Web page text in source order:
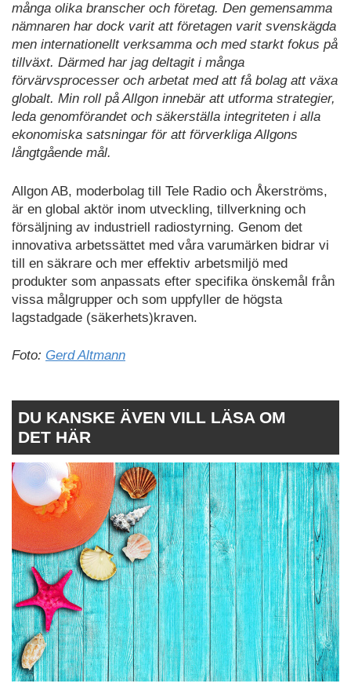
många olika branscher och företag. Den gemensamma
nämnaren har dock varit att företagen varit svenskägda
men internationellt verksamma och med starkt fokus på
tillväxt. Därmed har jag deltagit i många
förvärvsprocesser och arbetat med att få bolag att växa
globalt. Min roll på Allgon innebär att utforma strategier,
leda genomförandet och säkerställa integriteten i alla
ekonomiska satsningar för att förverkliga Allgons
långtgående mål.
Allgon AB, moderbolag till Tele Radio och Åkerströms,
är en global aktör inom utveckling, tillverkning och
försäljning av industriell radiostyrning. Genom det
innovativa arbetssättet med våra varumärken bidrar vi
till en säkrare och mer effektiv arbetsmiljö med
produkter som anpassats efter specifika önskemål från
vissa målgrupper och som uppfyller de högsta
lagstadgade (säkerhets)kraven.
Foto: Gerd Altmann
DU KANSKE ÄVEN VILL LÄSA OM
DET HÄR